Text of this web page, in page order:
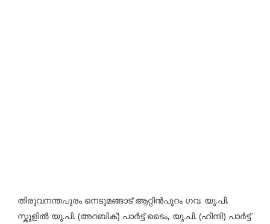
തിരുവനന്തപുരം നെടുമങ്ങാട് ആറ്റിൻപുറം ഗവ. യു.പി.
സ്കൂളിൽ യു.പി. (അറബിക്) പാർട്ട് ടൈം, യു.പി. (ഹിന്ദി) പാർട്ട്